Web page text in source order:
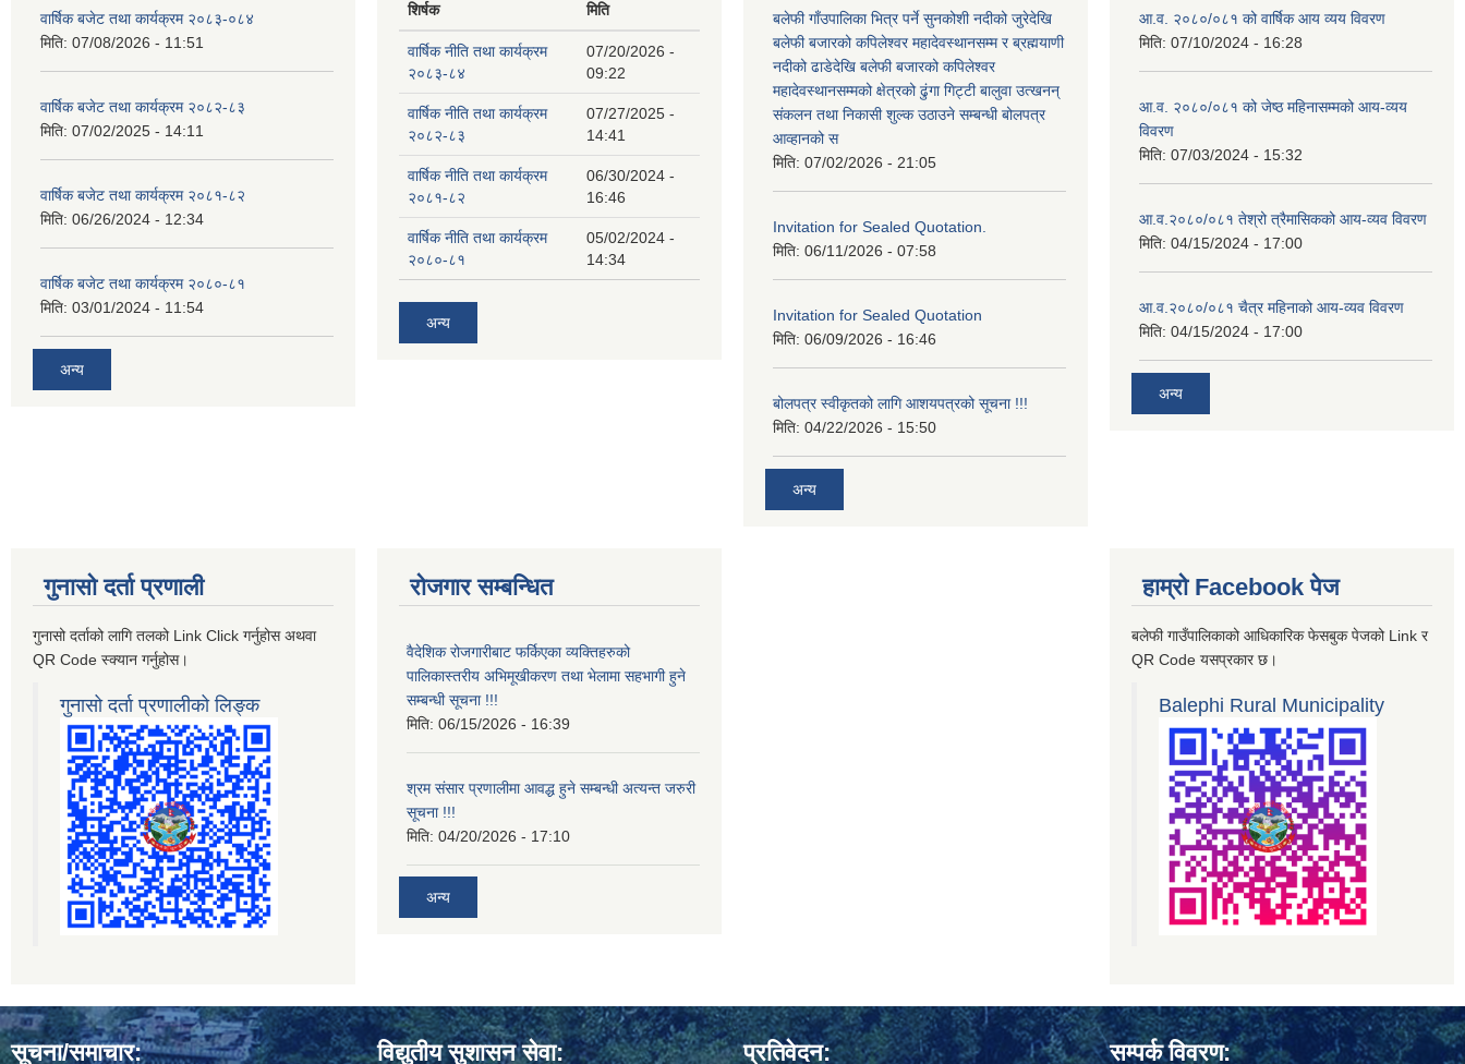
वार्षिक बजेट तथा कार्यक्रम २०८३-०८४
मिति: 07/08/2026 - 11:51
वार्षिक बजेट तथा कार्यक्रम २०८२-८३
मिति: 07/02/2025 - 14:11
वार्षिक बजेट तथा कार्यक्रम २०८१-८२
मिति: 06/26/2024 - 12:34
वार्षिक बजेट तथा कार्यक्रम २०८०-८१
मिति: 03/01/2024 - 11:54
अन्य
शिर्षक मिति
वार्षिक नीति तथा कार्यक्रम
२०८३-८४
07/20/2026 -
09:22
वार्षिक नीति तथा कार्यक्रम
२०८२-८३
07/27/2025 -
14:41
वार्षिक नीति तथा कार्यक्रम
२०८१-८२
06/30/2024 -
16:46
वार्षिक नीति तथा कार्यक्रम
२०८०-८१
05/02/2024 -
14:34
अन्य
बलेफी गाँउपालिका भित्र पर्ने सुनकोशी नदीको जुरेदेखि
बलेफी बजारको कपिलेश्वर महादेवस्थानसम्म र ब्रह्मयाणी
नदीको ढाडेदेखि बलेफी बजारको कपिलेश्वर
महादेवस्थानसम्मको क्षेत्रको ढुंगा गिट्टी बालुवा उत्खनन्
संकलन तथा निकासी शुल्क उठाउने सम्बन्धी बोलपत्र
आव्हानको स
मिति: 07/02/2026 - 21:05
Invitation for Sealed Quotation.
मिति: 06/11/2026 - 07:58
Invitation for Sealed Quotation
मिति: 06/09/2026 - 16:46
बोलपत्र स्वीकृतको लागि आशयपत्रको सूचना !!!
मिति: 04/22/2026 - 15:50
अन्य
आ.व. २०८०/०८१ को वार्षिक आय व्यय विवरण
मिति: 07/10/2024 - 16:28
आ.व. २०८०/०८१ को जेष्ठ महिनासम्मको आय-व्यय
विवरण
मिति: 07/03/2024 - 15:32
आ.व.२०८०/०८१ तेश्रो त्रैमासिकको आय-व्यव विवरण
मिति: 04/15/2024 - 17:00
आ.व.२०८०/०८१ चैत्र महिनाको आय-व्यव विवरण
मिति: 04/15/2024 - 17:00
अन्य
गुनासो दर्ता प्रणाली
गुनासो दर्ताको लागि तलको Link Click गर्नुहोस अथवा
QR Code स्क्यान गर्नुहोस।
गुनासो दर्ता प्रणालीको लिङ्क
रोजगार सम्बन्धित
वैदेशिक रोजगारीबाट फर्किएका व्यक्तिहरुको
पालिकास्तरीय अभिमूखीकरण तथा भेलामा सहभागी हुने
सम्बन्धी सूचना !!!
मिति: 06/15/2026 - 16:39
श्रम संसार प्रणालीमा आवद्ध हुने सम्बन्धी अत्यन्त जरुरी
सूचना !!!
मिति: 04/20/2026 - 17:10
अन्य
हाम्रो Facebook पेज
बलेफी गाउँपालिकाको आधिकारिक फेसबुक पेजको Link र
QR Code यसप्रकार छ।
Balephi Rural Municipality
सूचना/समाचार: विद्युतीय सुशासन सेवा: प्रतिवेदन: सम्पर्क विवरण: